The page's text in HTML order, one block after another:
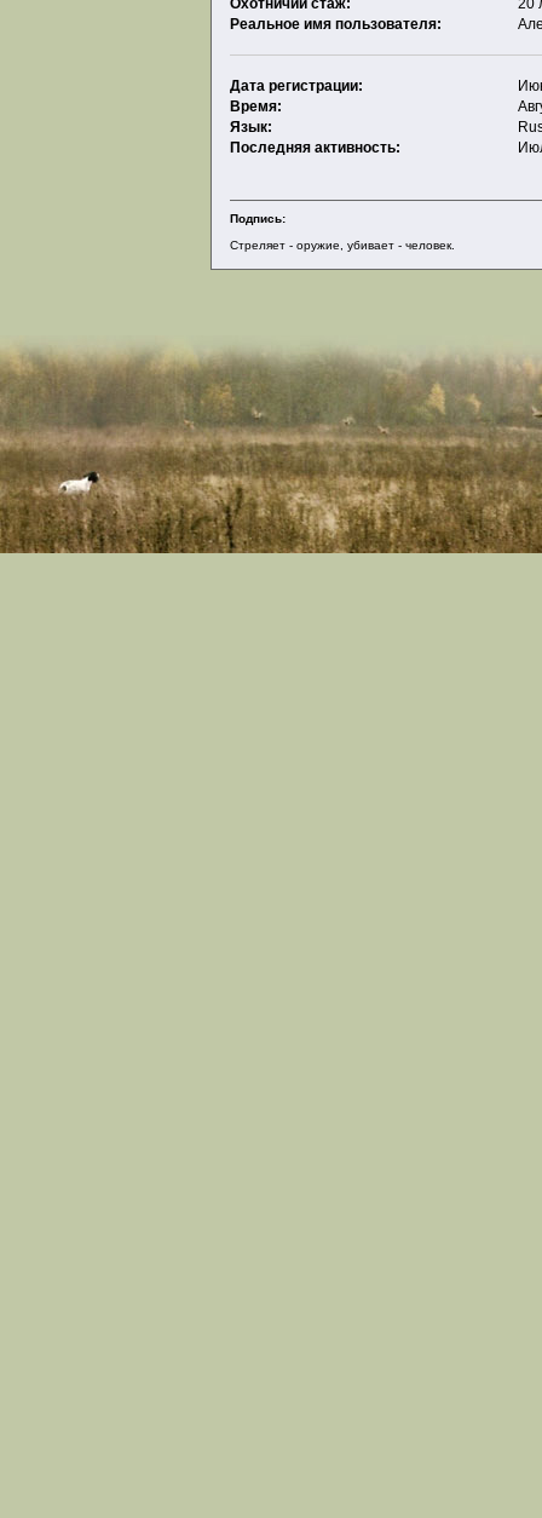
Реальное имя пользователя:
Дата регистрации:
Время:
Язык:
Последняя активность:
Подпись:
Стреляет - оружие, убивает - человек.